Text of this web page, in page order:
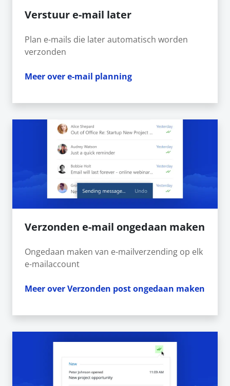
Verstuur e-mail later
Plan e-mails die later automatisch worden
verzonden
Meer over e-mail planning
Verzonden e-mail ongedaan maken
Ongedaan maken van e-mailverzending op elk
e-mailaccount
Meer over Verzonden post ongedaan maken